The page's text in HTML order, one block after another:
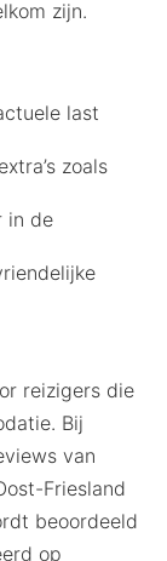
zijn.
last
zoals
in de
reizigers die
Bij
van
Friesland
beoordeeld
op